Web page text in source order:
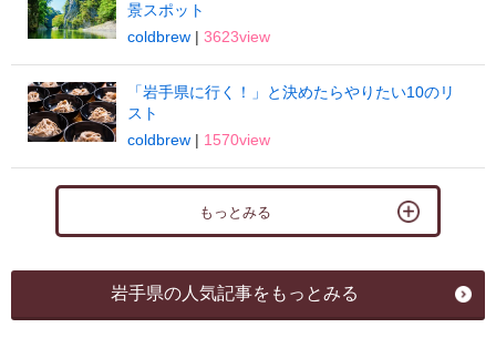
景スポット
coldbrew| 3623view
「岩手県に行く！」と決めたらやりたい10のリ
スト
coldbrew| 1570view
もっとみる
岩手県の人気記事をもっとみる